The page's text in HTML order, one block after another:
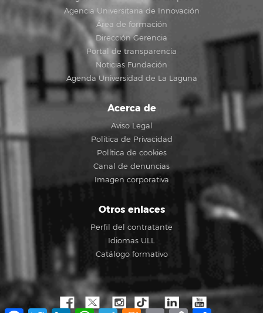
Agencia Universitaria de Innovación
Área de formación
Dirección Gerencia
Portal de transparencia
Noticias Fundación
Agenda Universidad de La Laguna
Acerca de
Aviso Legal
Política de Privacidad
Política de cookies
Canal de denuncias
Imagen corporativa
Otros enlaces
Perfil del contratante
Idiomas ULL
Catálogo formativo